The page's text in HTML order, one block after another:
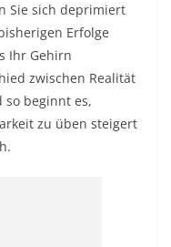
Sie sich deprimiert
Erfolge
Ihr Gehirn
zwischen Realität
beginnt es,
zu üben steigert